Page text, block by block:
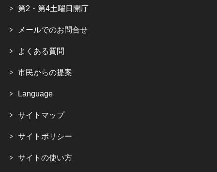
第2・第4土曜日開庁
メールでのお問合せ
よくある質問
市民からの提案
Language
サイトマップ
サイトポリシー
サイトの使い方